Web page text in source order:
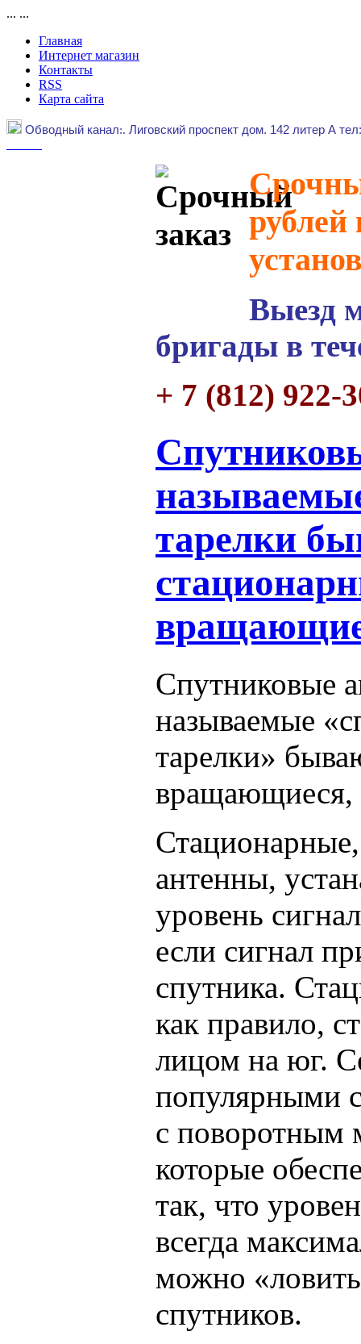
... ...
Главная
Интернет магазин
Контакты
RSS
Карта сайта
Обводный канал:. Лиговский проспект дом. 142 литер А
рублей
Выезд
бригады в
+ 7 (812) 922-
тарелки
Спутниковые
называемые
тарелки»
вращающиеся,
антенны,
уровень
если сигнал
спутника.
как правило,
лицом на юг.
популярными
с поворотным
которые
так, что
всегда
можно
спутников.